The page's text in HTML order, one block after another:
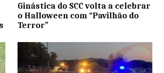
Ginástica do SCC volta a celebrar
o Halloween com “Pavilhão do
Terror”